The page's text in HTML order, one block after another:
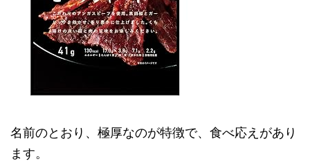
名前のとおり、極厚なのが特徴で、食べ応えがあり
ます。